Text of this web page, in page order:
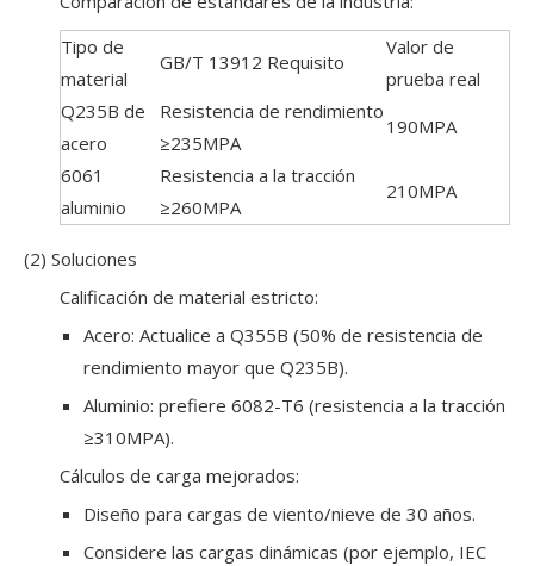
Tipo de
material
GB/T 13912 Requisito
Valor de
prueba real
Q235B de
acero
Resistencia de rendimiento
≥235MPA
190MPA
6061
aluminio
Resistencia a la tracción
≥260MPA
210MPA
(2) Soluciones
Calificación de material estricto:
Acero: Actualice a Q355B (50% de resistencia de
rendimiento mayor que Q235B).
Aluminio: prefiere 6082-T6 (resistencia a la tracción
≥310MPA).
Cálculos de carga mejorados:
Diseño para cargas de viento/nieve de 30 años.
Considere las cargas dinámicas (por ejemplo, IEC